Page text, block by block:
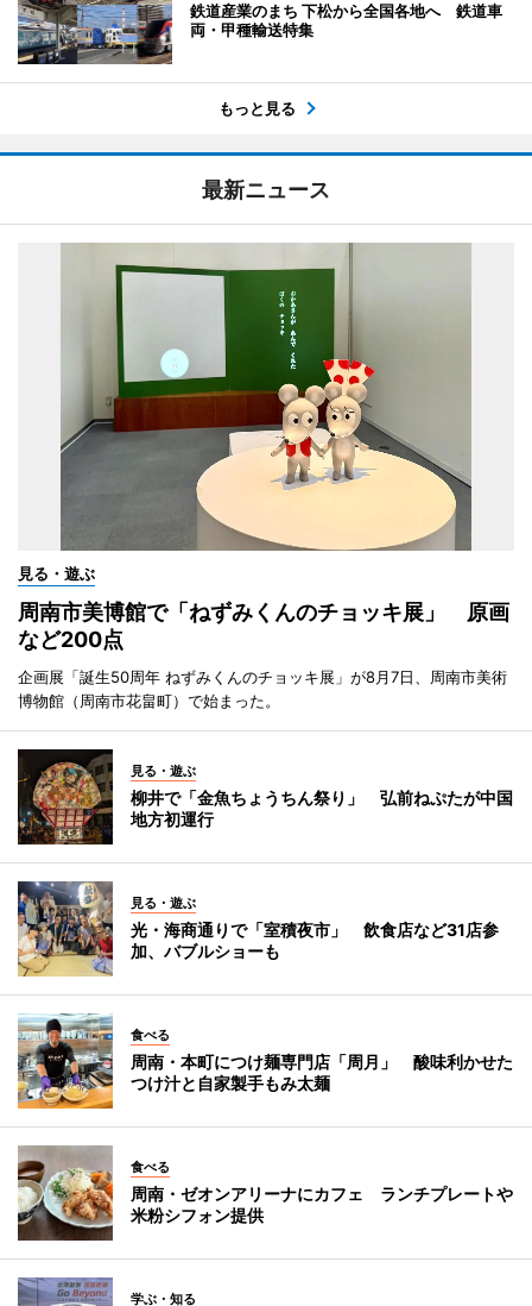
鉄道産業のまち 下松から全国各地へ 鉄道車
両・甲種輸送特集
もっと見る
最新ニュース
見る・遊ぶ
周南市美博館で「ねずみくんのチョッキ展」 原画
など200点
企画展「誕生50周年 ねずみくんのチョッキ展」が8月7日、周南市美術
博物館（周南市花畠町）で始まった。
見る・遊ぶ
柳井で「金魚ちょうちん祭り」 弘前ねぷたが中国
地方初運行
見る・遊ぶ
光・海商通りで「室積夜市」 飲食店など31店参
加、バブルショーも
食べる
周南・本町につけ麺専門店「周月」 酸味利かせた
つけ汁と自家製手もみ太麺
食べる
周南・ゼオンアリーナにカフェ ランチプレートや
米粉シフォン提供
学ぶ・知る